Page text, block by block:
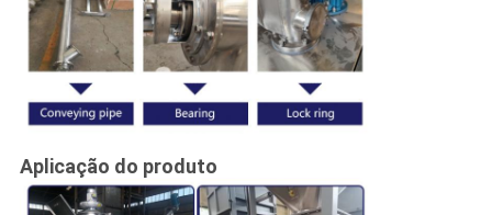
Aplicação do produto